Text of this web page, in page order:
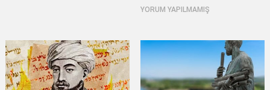
YORUM YAPILMAMIŞ